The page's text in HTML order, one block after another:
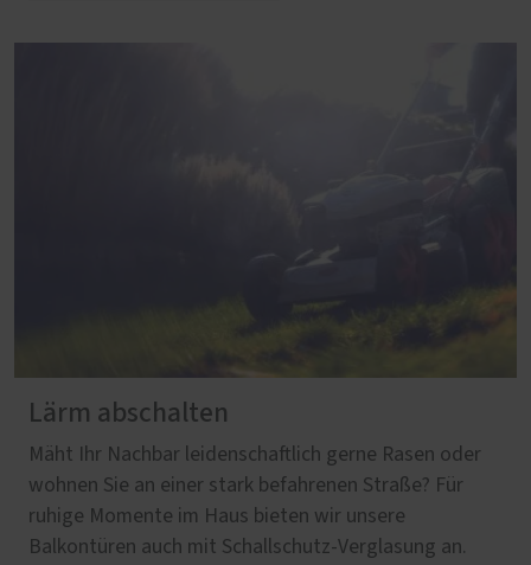
Lärm abschalten
Mäht Ihr Nachbar leidenschaftlich gerne Rasen oder
wohnen Sie an einer stark befahrenen Straße? Für
ruhige Momente im Haus bieten wir unsere
Balkontüren auch mit Schallschutz-Verglasung an.